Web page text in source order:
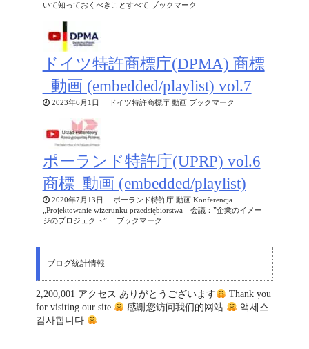
いて知っておくべきことすべて ブックマーク
ドイツ特許商標庁(DPMA) 商標
_動画 (embedded/playlist) vol.7
2023年6月1日 ドイツ特許商標庁 動画 ブックマーク
ポーランド特許庁(UPRP) vol.6
商標_動画 (embedded/playlist)
2020年7月13日 ポーランド特許庁 動画 Konferencja
„Projektowanie wizerunku przedsiębiorstwa 会議：”企業のイメー
ジのプロジェクト” ブックマーク
ブログ統計情報
2,200,001 アクセス ありがとうございます
Thank you
for visiting our site
感谢您访问我们的网站
액세스
감사합니다